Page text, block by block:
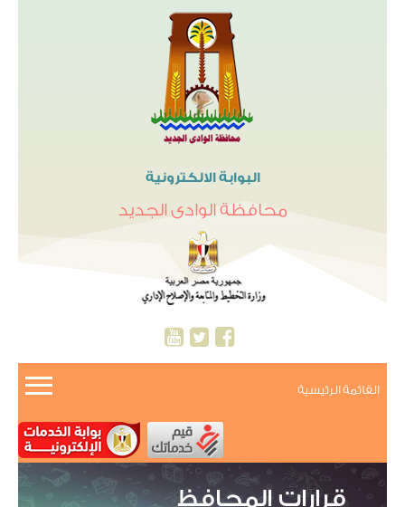
البوابة الالكترونية
محافظة الوادى الجديد
القائمة الرئيسية
قرارات المحافظ